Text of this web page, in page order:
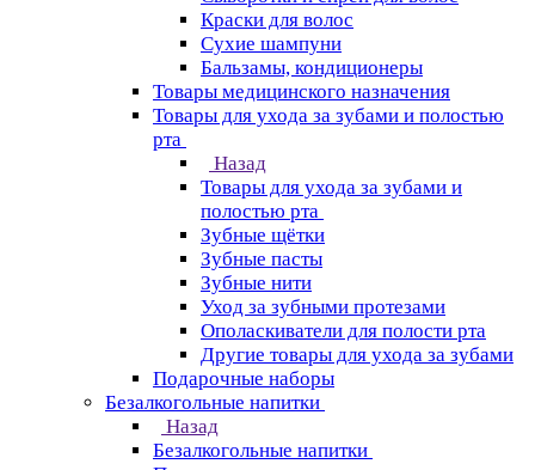
Краски для волос
Сухие шампуни
Бальзамы, кондиционеры
Товары медицинского назначения
Товары для ухода за зубами и полостью
рта
Назад
Товары для ухода за зубами и
полостью рта
Зубные щётки
Зубные пасты
Зубные нити
Уход за зубными протезами
Ополаскиватели для полости рта
Другие товары для ухода за зубами
Подарочные наборы
Безалкогольные напитки
Назад
Безалкогольные напитки